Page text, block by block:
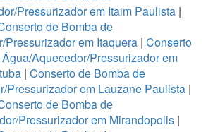
Pressurizador em Itaim Paulista |
de Bomba de
Pressurizador em Itaquera | Conserto
Aquecedor/Pressurizador em
| Conserto de Bomba de
Pressurizador em Lauzane Paulista |
de Bomba de
Pressurizador em Mirandopolis|